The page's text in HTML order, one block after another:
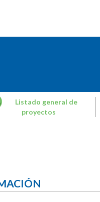
Listado general de
proyectos